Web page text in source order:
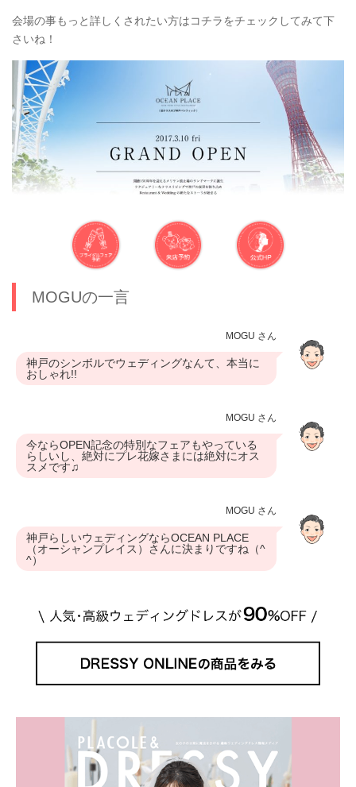
会場の事もっと詳しくされたい方はコチラをチェックしてみて下
さいね！
MOGUの一言
MOGU さん
神戸のシンボルでウェディングなんて、本当に
おしゃれ!!
MOGU さん
今ならOPEN記念の特別なフェアもやっている
らしいし、絶対にプレ花嫁さまには絶対にオス
スメです♫
MOGU さん
神戸らしいウェディングならOCEAN PLACE
（オーシャンプレイス）さんに決まりですね（^
^）